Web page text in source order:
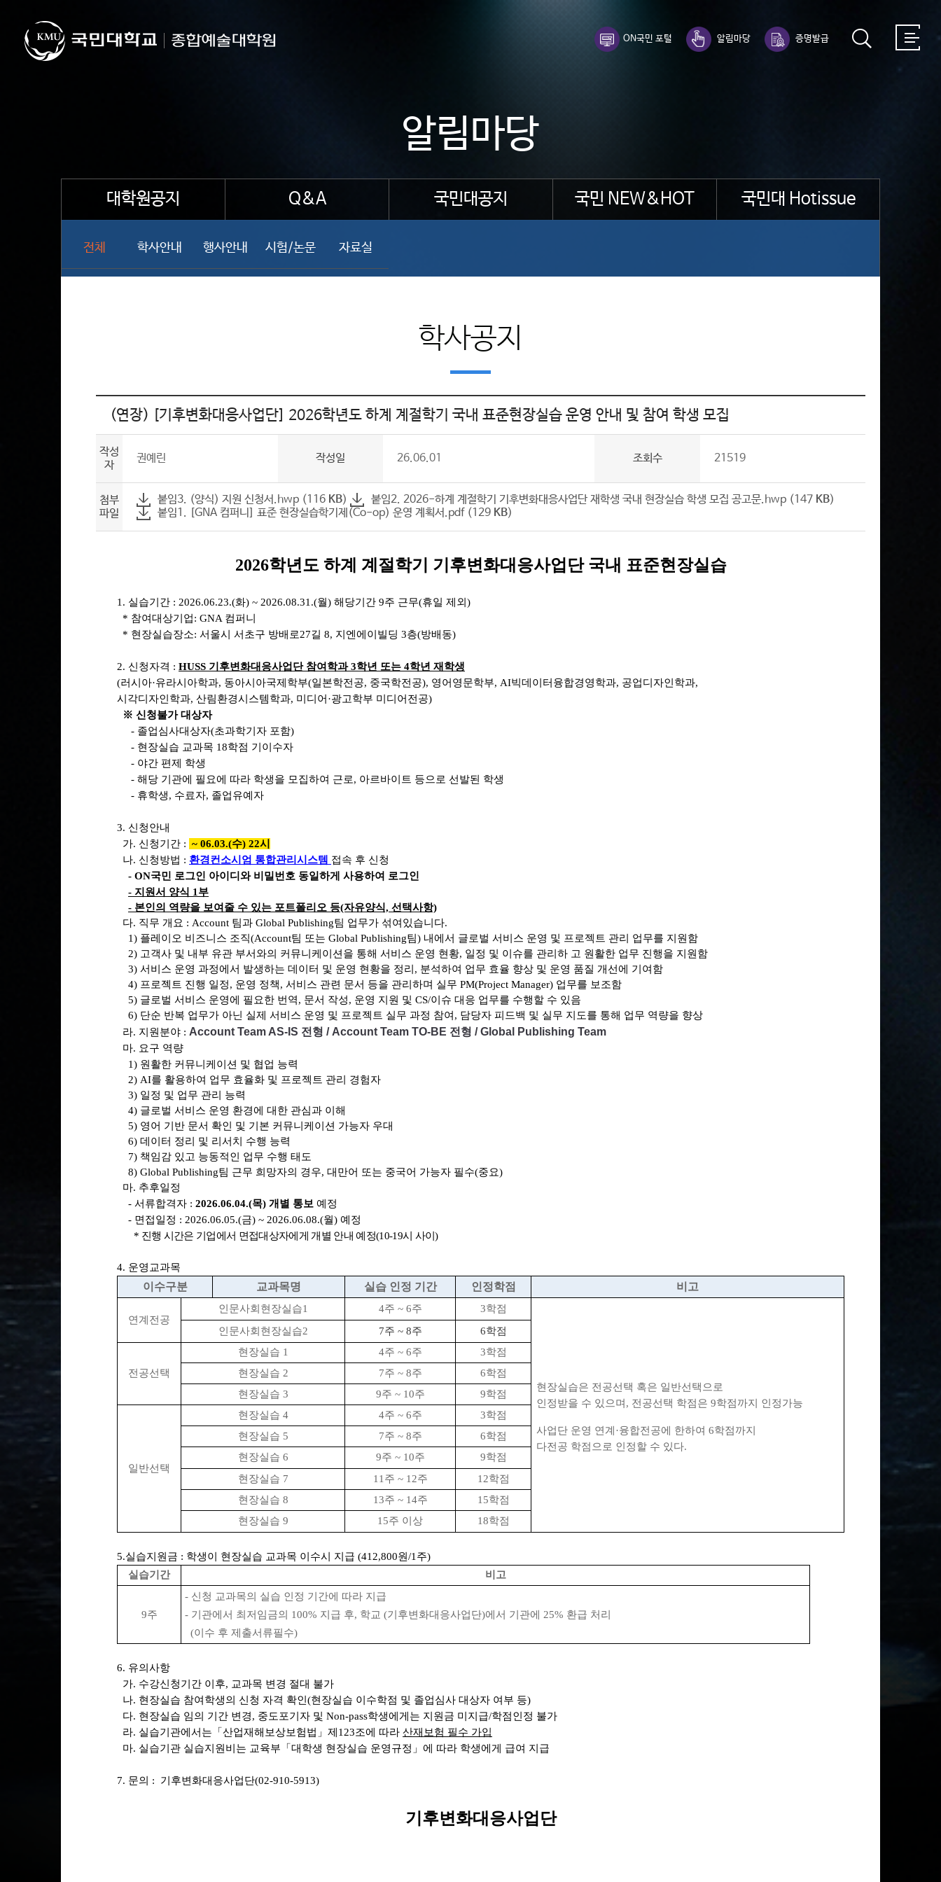
ON국민 포털 알림마당 증명발급
알림마당
대학원공지
전체 학사안내 행사안내 시험/논문 자료실
Q&A 국민대공지 국민 NEW&HOT 국민대 Hotissue
학사공지
(연장) [기후변화대응사업단] 2026학년도 하계 계절학기 국내 표준현장실습 운영 안내 및 참여 학생 모집
작성
자
권예린 작성일 26.06.01 조회수 21519
첨부
파일
붙임3. (양식) 지원 신청서.hwp (116 KB) 붙임2. 2026-하계 계절학기 기후변화대응사업단 재학생 국내 현장실습 학생 모집 공고문.hwp (147 KB)
붙임1. [GNA 컴퍼니] 표준 현장실습학기제(Co-op) 운영 계획서.pdf (129 KB)
2026학년도 하계 계절학기 기후변화대응사업단 국내 표준현장실습
1. 실습기간 : 2026.06.23.(화) ~ 2026.08.31.(월) 해당기간 9주 근무(휴일 제외)
* 참여대상기업: GNA 컴퍼니
* 현장실습장소: 서울시 서초구 방배로27길 8, 지엔에이빌딩 3층(방배동)
2. 신청자격 : HUSS 기후변화대응사업단 참여학과 3학년 또는 4학년 재학생
(러시아·유라시아학과, 동아시아국제학부(일본학전공, 중국학전공), 영어영문학부, AI빅데이터융합경영학과, 공업디자인학과,
시각디자인학과, 산림환경시스템학과, 미디어 ·광고학부 미디어전공)
※ 신청불가 대상자
- 졸업심사대상자(초과학기자 포함)
- 현장실습 교과목 18학점 기이수자
- 야간 편제 학생
- 해당 기관에 필요에 따라 학생을 모집하여 근로, 아르바이트 등으로 선발된 학생
- 휴학생, 수료자, 졸업유예자
3. 신청안내
가. 신청기간 : ~ 06.03.(수) 22시
나. 신청방법 : 환경컨소시엄 통합관리시스템 접속 후 신청
- ON국민 로그인 아이디와 비밀번호 동일하게 사용하여 로그인
- 지원서 양식 1부
- 본인의 역량을 보여줄 수 있는 포트폴리오 등(자유양식, 선택사항)
다. 직무 개요 : Account 팀과 Global Publishing팀 업무가 섞여있습니다.
1) 플레이오 비즈니스 조직(Account팀 또는 Global Publishing팀) 내에서 글로벌 서비스 운영 및 프로젝트 관리 업무를 지원함
2) 고객사 및 내부 유관 부서와의 커뮤니케이션을 통해 서비스 운영 현황, 일정 및 이슈를 관리하 고 원활한 업무 진행을 지원함
3) 서비스 운영 과정에서 발생하는 데이터 및 운영 현황을 정리 , 분석하여 업무 효율 향상 및 운영 품질 개선에 기여함
4) 프로젝트 진행 일정, 운영 정책, 서비스 관련 문서 등을 관리하며 실무 PM(Project Manager) 업무를 보조함
5) 글로벌 서비스 운영에 필요한 번역, 문서 작성, 운영 지원 및 CS/이슈 대응 업무를 수행할 수 있음
6) 단순 반복 업무가 아닌 실제 서비스 운영 및 프로젝트 실무 과정 참여 , 담당자 피드백 및 실무 지도를 통해 업무 역량을 향상
라. 지원분야 : Account Team AS-IS 전형 / Account Team TO-BE 전형 / Global Publishing Team
마. 요구 역량
1) 원활한 커뮤니케이션 및 협업 능력
2) AI를 활용하여 업무 효율화 및 프로젝트 관리 경험자
3) 일정 및 업무 관리 능력
4) 글로벌 서비스 운영 환경에 대한 관심과 이해
5) 영어 기반 문서 확인 및 기본 커뮤니케이션 가능자 우대
6) 데이터 정리 및 리서치 수행 능력
7) 책임감 있고 능동적인 업무 수행 태도
8) Global Publishing팀 근무 희망자의 경우, 대만어 또는 중국어 가능자 필수(중요)
마. 추후일정
- 서류합격자 : 2026.06.04.(목) 개별 통보 예정
- 면접일정 : 2026.06.05.(금) ~ 2026.06.08.(월) 예정
* 진행 시간은 기업에서 면접대상자에게 개별 안내 예정(10-19시 사이)
4. 운영교과목
이수구분 교과목명 실습 인정 기간 인정학점 비고
​연계전공
인문사회현장실습1 4주 ~ 6주 3학점
현장실습은 전공선택 혹은 일반선택으로
인정받을 수 있으며 , 전공선택 학점은 9학점까지 인정가능
사업단 운영 연계 ·융합전공에 한하여 6학점까지
다전공 학점으로 인정할 수 있다.
인문사회현장실습2 7주 ~ 8주 6학점
전공선택
현장실습 1 4주 ~ 6주 3학점
현장실습 2 7주 ~ 8주 6학점
현장실습 3 9주 ~ 10주 9학점
일반선택
현장실습 4 4주 ~ 6주 3학점
현장실습 5 7주 ~ 8주 6학점
현장실습 6 9주 ~ 10주 9학점
현장실습 7 11 주 ~ 12주 12학점
현장실습 8 13주 ~ 14주 15학점
현장실습 9 15주 이상 18학점
5.실습지원금 : 학생이 현장실습 교과목 이수시 지급 (412,800원/1주)
실습기간
비고
9주
- 신청 교과목의 실습 인정 기간에 따라 지급
- 기관에서 최저임금의 100% 지급 후, 학교 (기후변화대응사업단)에서 기관에 25% 환급 처리
(이수 후 제출서류필수)
6. 유의사항
가. 수강신청기간 이후, 교과목 변경 절대 불가
나. 현장실습 참여학생의 신청 자격 확인(현장실습 이수학점 및 졸업심사 대상자 여부 등)
다. 현장실습 임의 기간 변경, 중도포기자 및 Non-pass학생에게는 지원금 미지급/학점인정 불가
라. 실습기관에서는「산업재해보상보험법」제123조에 따라 산재보험 필수 가입
마. 실습기관 실습지원비는 교육부「대학생 현장실습 운영규정」에 따라 학생에게 급여 지급
7. 문의 : 기후변화대응사업단(02-910-5913)
기후변화대응사업단